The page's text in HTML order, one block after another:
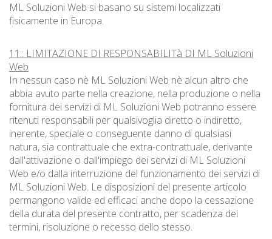
ML Soluzioni Web si basano su sistemi localizzati
fisicamente in Europa.
11:: LIMITAZIONE DI RESPONSABILITà DI ML Soluzioni
Web
In nessun caso nè ML Soluzioni Web nè alcun altro che
abbia avuto parte nella creazione, nella produzione o nella
fornitura dei servizi di ML Soluzioni Web potranno essere
ritenuti responsabili per qualsivoglia diretto o indiretto,
inerente, speciale o conseguente danno di qualsiasi
natura, sia contrattuale che extra-contrattuale, derivante
dall'attivazione o dall'impiego dei servizi di ML Soluzioni
Web e/o dalla interruzione del funzionamento dei servizi di
ML Soluzioni Web. Le disposizioni del presente articolo
permangono valide ed efficaci anche dopo la cessazione
della durata del presente contratto, per scadenza dei
termini, risoluzione o recesso dello stesso.